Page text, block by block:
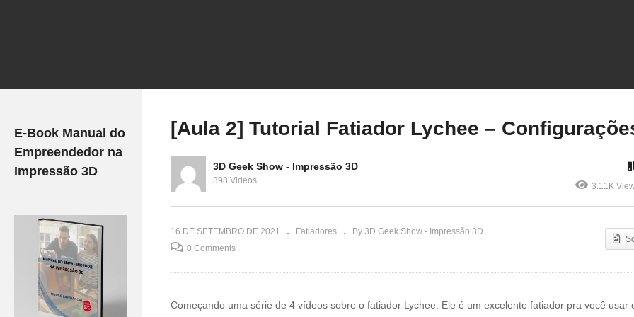
usando o
CURA que você PRECISA
IMPRESSORA 3D no
[Aula 2] Tutorial Fatiador
E-Book Manual do
Empreendedor na
Impressão 3D
[Aula 2] Tutorial Fatiador Lychee –
3D Geek Show - Impressão 3D
398 Videos
3.11K
16 DE SETEMBRO DE 2021 Fatiadores
By 3D Geek Show - Impressão 3D
0 Comments
Começando uma série de 4 vídeos sobre o fatiador Lychee. Ele é um excelente fatiador pra você usar